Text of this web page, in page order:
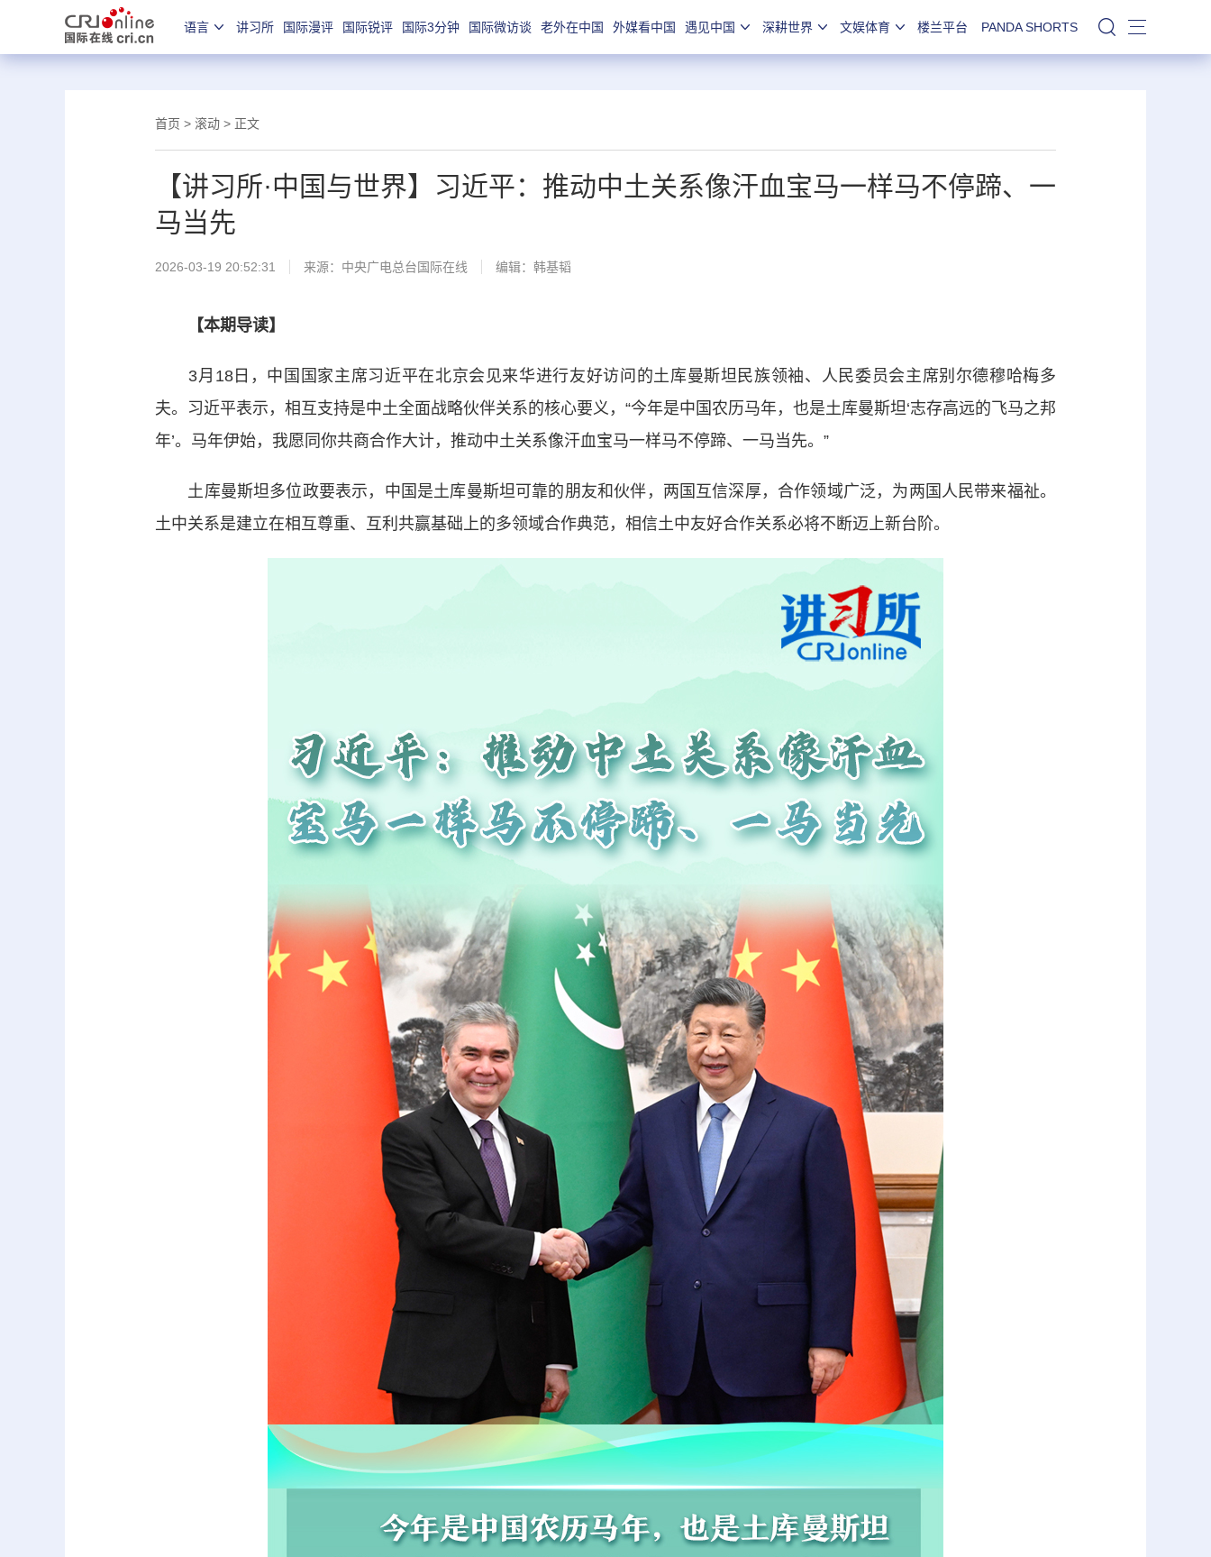
语言 讲习所 国际漫评 国际锐评 国际3分钟 国际微访谈 老外在中国 外媒看中国 遇见中国 深耕世界 文娱体育 楼兰平台 PANDA SHORTS 站内搜索
首页 > 滚动 > 正文
【讲习所·中国与世界】习近平：推动中土关系像汗血宝马一样马不停蹄、一
马当先
2026-03-19 20:52:31 来源：中央广电总台国际在线 编辑：韩基韬
【本期导读】
3月18日，中国国家主席习近平在北京会见来华进行友好访问的土库曼斯坦民族领袖、人民委员会主席别尔德穆哈梅多
夫。习近平表示，相互支持是中土全面战略伙伴关系的核心要义，“今年是中国农历马年，也是土库曼斯坦‘志存高远的飞马之邦
年’。马年伊始，我愿同你共商合作大计，推动中土关系像汗血宝马一样马不停蹄、一马当先。”
土库曼斯坦多位政要表示，中国是土库曼斯坦可靠的朋友和伙伴，两国互信深厚，合作领域广泛，为两国人民带来福祉。
土中关系是建立在相互尊重、互利共赢基础上的多领域合作典范，相信土中友好合作关系必将不断迈上新台阶。